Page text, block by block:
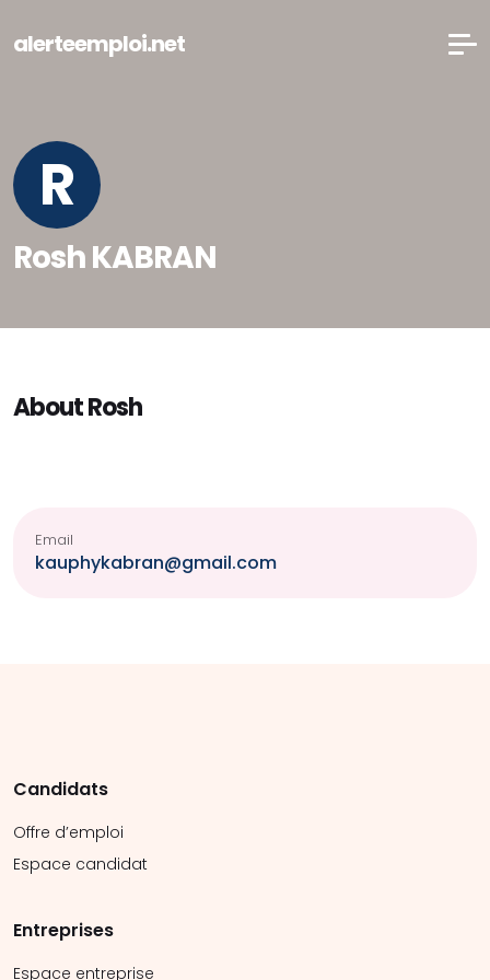
alerteemploi.net
R
Rosh KABRAN
About Rosh
Email
kauphykabran@gmail.com
Candidats
Offre d’emploi
Espace candidat
Entreprises
Espace entreprise